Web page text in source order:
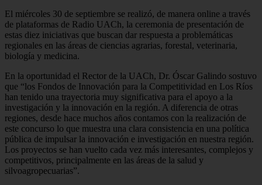
El miércoles 30 de septiembre se realizó, de manera online a través
de plataformas de Radio UACh, la ceremonia de presentación de
estas diez iniciativas que buscan dar respuesta a problemáticas
regionales en las áreas de ciencias agrarias, forestal, veterinaria,
biología y medicina.
En la oportunidad el Rector de la UACh, Dr. Óscar Galindo sostuvo
que “los Fondos de Innovación para la Competitividad en Los Ríos
han tenido una trayectoria muy significativa para el apoyo a la
investigación y la innovación en la región. A diferencia de otras
regiones, desde hace muchos años contamos con la realización de
este concurso lo que muestra una clara consistencia en una política
pública de impulsar la innovación e investigación en nuestra región.
Los proyectos se han vuelto cada vez más interesantes, complejos y
competitivos, principalmente en las áreas de la salud y
silvoagropecuarias”.